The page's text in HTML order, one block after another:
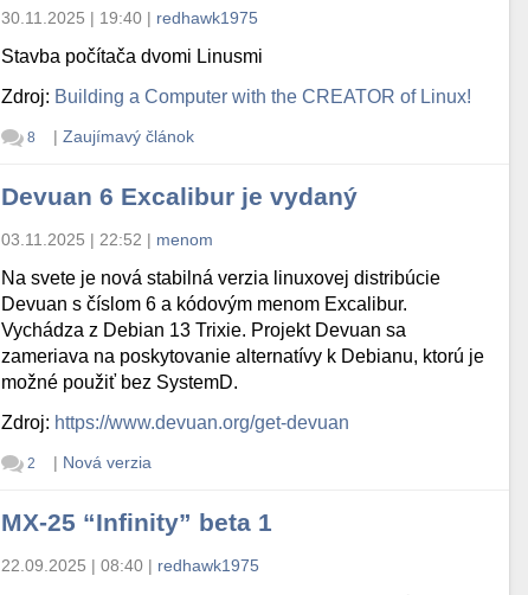
30.11.2025 | 19:40 | redhawk1975
Stavba počítača dvomi Linusmi
Zdroj: Building a Computer with the CREATOR of Linux!
8 | Zaujímavý článok
Devuan 6 Excalibur je vydaný
03.11.2025 | 22:52 | menom
Na svete je nová stabilná verzia linuxovej distribúcie
Devuan s číslom 6 a kódovým menom Excalibur.
Vychádza z Debian 13 Trixie. Projekt Devuan sa
zameriava na poskytovanie alternatívy k Debianu, ktorú je
možné použiť bez SystemD.
Zdroj: https://www.devuan.org/get-devuan
2 | Nová verzia
MX-25 “Infinity” beta 1
22.09.2025 | 08:40 | redhawk1975